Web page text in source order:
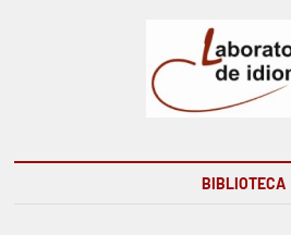
BIBLIOTECA